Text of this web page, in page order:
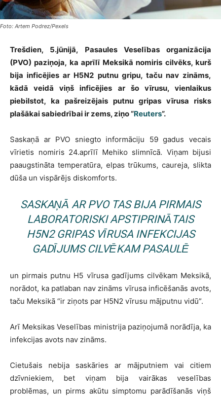
Foto: Artem Podrez/Pexels
Trešdien, 5.jūnijā, Pasaules Veselības organizācija
(PVO) paziņoja, ka aprīlī Meksikā nomiris cilvēks, kurš
bija inficējies ar H5N2 putnu gripu, taču nav zināms,
kādā veidā viņš inficējies ar šo vīrusu, vienlaikus
piebilstot, ka pašreizējais putnu gripas vīrusa risks
plašākai sabiedrībai ir zems, ziņo “Reuters”.
Saskaņā ar PVO sniegto informāciju 59 gadus vecais
vīrietis nomiris 24.aprīlī Mehiko slimnīcā. Viņam bijusi
paaugstināta temperatūra, elpas trūkums, caureja, slikta
dūša un vispārējs diskomforts.
SASKAŅĀ AR PVO TAS BIJA PIRMAIS
LABORATORISKI APSTIPRINĀTAIS
H5N2 GRIPAS VĪRUSA INFEKCIJAS
GADĪJUMS CILVĒKAM PASAULĒ
un pirmais putnu H5 vīrusa gadījums cilvēkam Meksikā,
norādot, ka patlaban nav zināms vīrusa inficēšanās avots,
taču Meksikā “ir ziņots par H5N2 vīrusu mājputnu vidū”.
Arī Meksikas Veselības ministrija paziņojumā norādīja, ka
infekcijas avots nav zināms.
Cietušais nebija saskāries ar mājputniem vai citiem
dzīvniekiem, bet viņam bija vairākas veselības
problēmas, un pirms akūtu simptomu parādīšanās viņš